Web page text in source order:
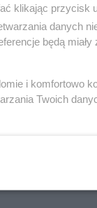
przypadków
w tym dwie miały
klikając przycisk
danych
będą
i komfortowo
Twoich